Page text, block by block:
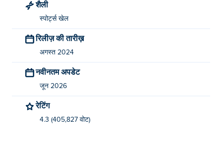
मैं निःशुल्क पिंग पोंग गो कैसे खेल सकता हूँ?
आप Poki पर मुफ्त में पिंग पोंग गो! खेल सकते हैं।
सकता हूँ?
टैबलेट पर खेला जा सकता है।
शैली
स्पोर्ट्स खेल
रिलीज़ की तारीख़
अगस्त 2024
नवीनतम अपडेट
जून 2026
रेटिंग
4.3 (405,827 वोट)